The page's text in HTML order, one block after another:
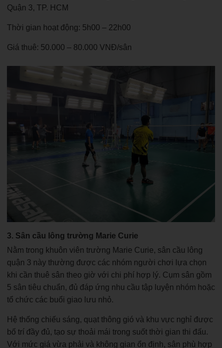
Quận 3, TP. HCM
Thời gian hoạt động: 5h00 – 22h00
Giá thuê: 50.000 – 80.000 VNĐ/sân
3. Sân cầu lông trường Marie Curie
Nằm trong khuôn viên trường Marie Curie, sân cầu lông
quận 3 này thường được các nhóm người chơi lựa chọn
khi cần thuê sân theo giờ với chi phí hợp lý. Cụm sân gồm
5 sân tiêu chuẩn, đủ đáp ứng nhu cầu tập luyện nhóm hoặc
tổ chức các buổi giao lưu nhỏ.
Hệ thống chiếu sáng, quạt thông gió và khu vực nghỉ được
bố trí đầy đủ, tạo sự thoải mái trong suốt thời gian thi đấu.
Với mức giá vừa phải và không gian ổn định, sân phù hợp